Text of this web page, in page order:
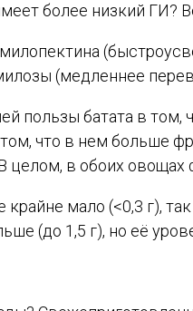
более низкий ГИ?
(медленнее
пользы батата в
что в нем больше
В целом, в обоих
мало (<0,3 г),
(до 1,5 г), но её